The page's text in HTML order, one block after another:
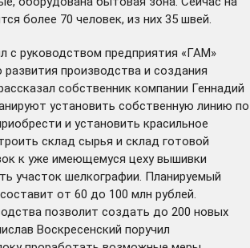
более 70 человек, из них 35 швей.
с руководством предприятия «ГАМ»
производства и создания
собственник компании Геннадий
установить собственную линию по
и установить красильное
склад сырья и склад готовой
к уже имеющемуся цеху вышивки
участок шелкографии. Планируемый
от 60 до 100 млн рублей.
позволит создать до 200 новых
Воскресенский поручил